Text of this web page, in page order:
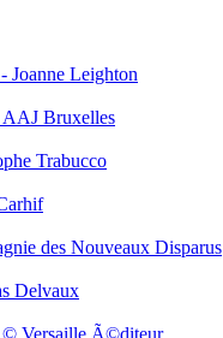
Joanne Leighton
AAJ Bruxelles
Trabucco
des Nouveaux Disparus
Delvaux